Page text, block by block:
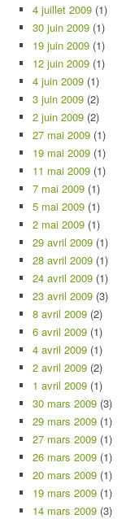
4 juillet 2009 (1)
30 juin 2009 (1)
19 juin 2009 (1)
12 juin 2009 (1)
4 juin 2009 (1)
3 juin 2009 (2)
2 juin 2009 (2)
27 mai 2009 (1)
19 mai 2009 (1)
11 mai 2009 (1)
7 mai 2009 (1)
5 mai 2009 (1)
2 mai 2009 (1)
29 avril 2009 (1)
28 avril 2009 (1)
24 avril 2009 (1)
23 avril 2009 (3)
8 avril 2009 (2)
6 avril 2009 (1)
4 avril 2009 (1)
2 avril 2009 (2)
1 avril 2009 (1)
30 mars 2009 (3)
29 mars 2009 (1)
27 mars 2009 (1)
26 mars 2009 (1)
20 mars 2009 (1)
19 mars 2009 (1)
14 mars 2009 (3)